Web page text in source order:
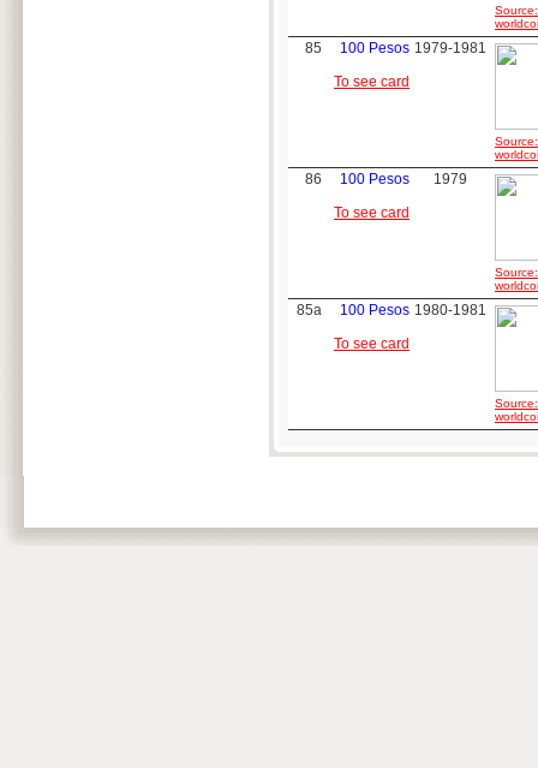
Source:
85
100 Pesos
To see card
1979-1981
Source:
86
100 Pesos
To see card
1979
Source:
85a
100 Pesos
To see card
1980-1981
Source: